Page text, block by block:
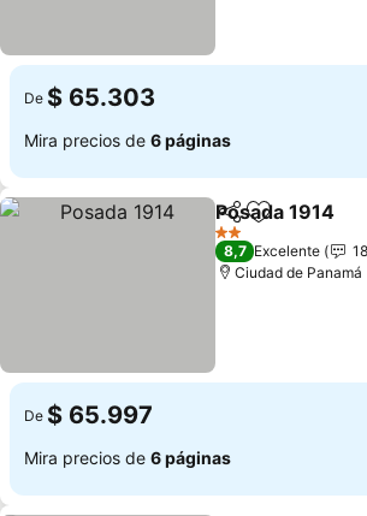
De $ 65.303
Mira precios de 6 páginas
CompartirAgregar a
Posada 1914
2 Estrellas
8,7 Excelente
Ciudad de Panamá
De $ 65.997
Mira precios de 6 páginas